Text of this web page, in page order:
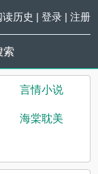
读历史 | 登录| 注册
索
言情小说
海棠耽美